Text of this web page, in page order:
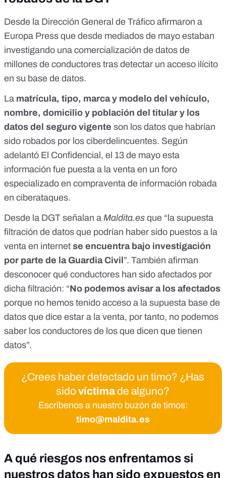
Desde la Dirección General de Tráfico afirmaron a
Europa Press que desde mediados de mayo estaban
investigando una comercialización de datos de
millones de conductores tras detectar un acceso ilícito
en su base de datos.
La matrícula, tipo, marca y modelo del vehículo,
nombre, domicilio y población del titular y los
datos del seguro vigente son los datos que habrían
sido robados por los ciberdelincuentes. Según
adelantó El Confidencial , el 13 de mayo esta
información fue puesta a la venta en un foro
especializado en compraventa de información robada
en ciberataques.
Desde la DGT señalan a Maldita.es que “la supuesta
filtración de datos que podrían haber sido puestos a la
venta en internet se encuentra bajo investigación
por parte de la Guardia Civil ”. También afirman
desconocer qué conductores han sido afectados por
dicha filtración: “No podemos avisar a los afectados
porque no hemos tenido acceso a la supuesta base de
datos que dice estar a la venta, por tanto, no podemos
saber los conductores de los que dicen que tienen
datos”.
¿Crees haber detectado un timo? ¿Has
sidovíctimade alguno?
Escríbenos a nuestro buzón de timos:
timo@maldita.es
A qué riesgos nos enfrentamos si
nuestros datos han sido expuestos en